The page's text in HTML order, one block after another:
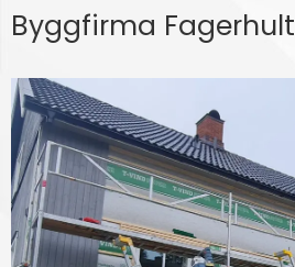
Byggfirma Fagerhult